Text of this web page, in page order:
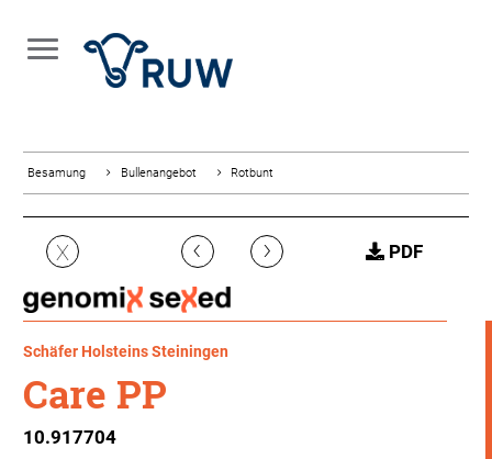
Besamung Bullenangebot Rotbunt
X ‹ › PDF
Schäfer Holsteins Steiningen
Care PP
10.917704